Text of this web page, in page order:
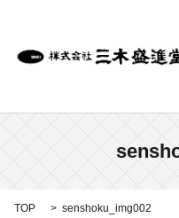
TOP senshoku_img002